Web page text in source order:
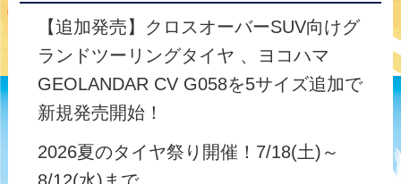
【追加発売】クロスオーバーSUV向けグ
ランドツーリングタイヤ 、ヨコハマ
GEOLANDAR CV G058を5サイズ追加で
新規発売開始！
2026夏のタイヤ祭り開催！7/18(土)～